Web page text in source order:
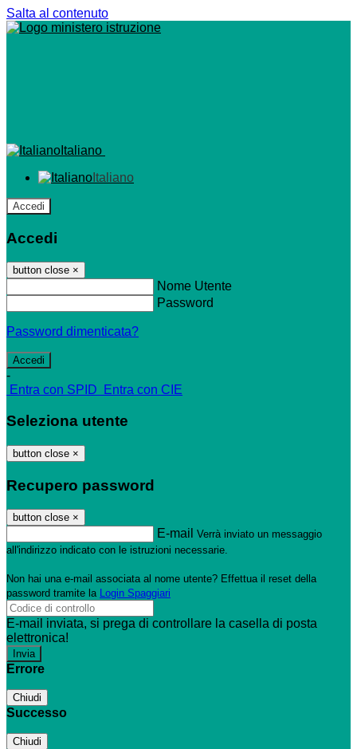
Salta al contenuto
Italiano
Italiano
Accedi
Accedi
button close ×
Nome Utente
Password
Password dimenticata?
-
Entra con SPID
Entra con CIE
Seleziona utente
button close ×
Recupero password
button close ×
E-mail Verrà inviato un messaggio
all'indirizzo indicato con le istruzioni necessarie.
Non hai una e-mail associata al nome utente? Effettua il reset della
password tramite la Login Spaggiari
E-mail inviata, si prega di controllare la casella di posta
elettronica!
Errore
Chiudi
Successo
Chiudi